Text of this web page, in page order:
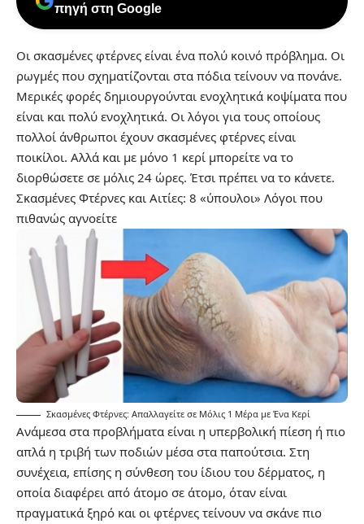
πηγή στη Google
Οι σκασμένες φτέρνες είναι ένα πολύ κοινό πρόβλημα. Οι
ρωγμές που σχηματίζονται στα πόδια τείνουν να πονάνε.
Μερικές φορές δημιουργούνται ενοχλητικά κοψίματα που
είναι και πολύ ενοχλητικά. Οι λόγοι για τους οποίους
πολλοί άνθρωποι έχουν σκασμένες φτέρνες είναι
ποικίλοι. Αλλά και με μόνο 1 κερί μπορείτε να το
διορθώσετε σε μόλις 24 ώρες. Έτσι πρέπει να το κάνετε.
Σκασμένες Φτέρνες και Αιτίες: 8 «ύπουλοι» Λόγοι που
πιθανώς αγνοείτε
Σκασμένες Φτέρνες: Απαλλαγείτε σε Μόλις 1 Μέρα με Ένα Κερί
Ανάμεσα στα προβλήματα είναι η υπερβολική πίεση ή πιο
απλά η τριβή των ποδιών μέσα στα παπούτσια. Στη
συνέχεια, επίσης η σύνθεση του ίδιου του δέρματος, η
οποία διαφέρει από άτομο σε άτομο, όταν είναι
πραγματικά ξηρό και οι φτέρνες τείνουν να σκάνε πιο